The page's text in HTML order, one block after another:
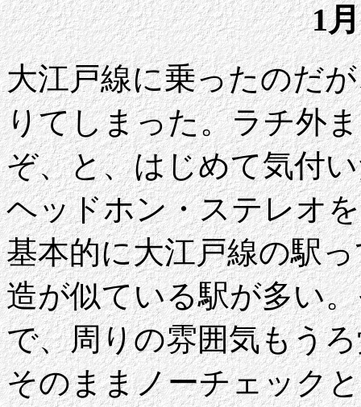
1
大江戸線に乗ったのだ
りてしまった。ラチ外
ぞ、と、はじめて気付
ヘッドホン・ステレオ
基本的に大江戸線の駅
造が似ている駅が多い
で、周りの雰囲気もう
そのままノーチェック